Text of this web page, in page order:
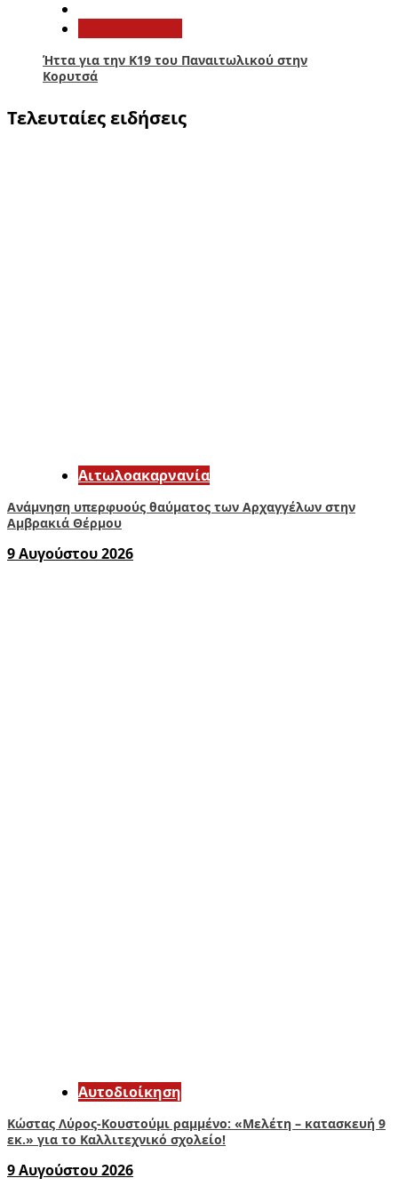
Ήττα για την Κ19 του Παναιτωλικού στην
Κορυτσά
Τελευταίες ειδήσεις
Αιτωλοακαρνανία
Ανάμνηση υπερφυούς θαύματος των Αρχαγγέλων στην
Αμβρακιά Θέρμου
9 Αυγούστου 2026
Αυτοδιοίκηση
Κώστας Λύρος-Κουστούμι ραμμένο: «Μελέτη – κατασκευή 9
εκ.» για το Καλλιτεχνικό σχολείο!
9 Αυγούστου 2026